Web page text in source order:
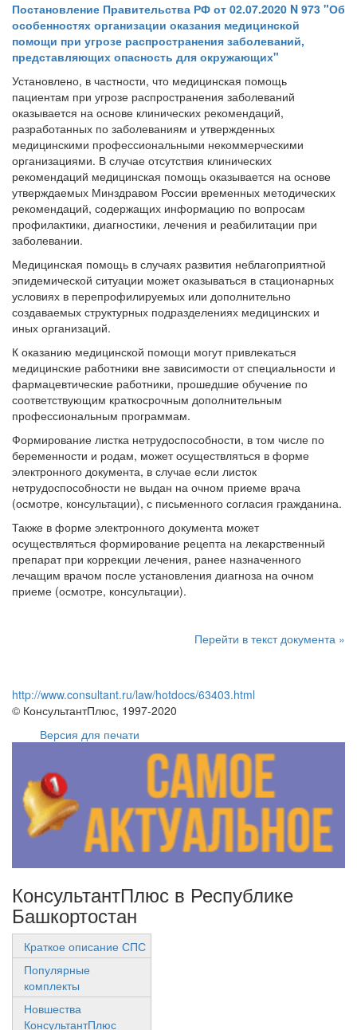
Постановление Правительства РФ от 02.07.2020 N 973 "Об
особенностях организации оказания медицинской
помощи при угрозе распространения заболеваний,
представляющих опасность для окружающих"
Установлено, в частности, что медицинская помощь
пациентам при угрозе распространения заболеваний
оказывается на основе клинических рекомендаций,
разработанных по заболеваниям и утвержденных
медицинскими профессиональными некоммерческими
организациями. В случае отсутствия клинических
рекомендаций медицинская помощь оказывается на основе
утверждаемых Минздравом России временных методических
рекомендаций, содержащих информацию по вопросам
профилактики, диагностики, лечения и реабилитации при
заболевании.
Медицинская помощь в случаях развития неблагоприятной
эпидемической ситуации может оказываться в стационарных
условиях в перепрофилируемых или дополнительно
создаваемых структурных подразделениях медицинских и
иных организаций.
К оказанию медицинской помощи могут привлекаться
медицинские работники вне зависимости от специальности и
фармацевтические работники, прошедшие обучение по
соответствующим краткосрочным дополнительным
профессиональным программам.
Формирование листка нетрудоспособности, в том числе по
беременности и родам, может осуществляться в форме
электронного документа, в случае если листок
нетрудоспособности не выдан на очном приеме врача
(осмотре, консультации), с письменного согласия гражданина.
Также в форме электронного документа может
осуществляться формирование рецепта на лекарственный
препарат при коррекции лечения, ранее назначенного
лечащим врачом после установления диагноза на очном
приеме (осмотре, консультации).
Перейти в текст документа »
http://www.consultant.ru/law/hotdocs/63403.html
© КонсультантПлюс, 1997-2020
Версия для печати
КонсультантПлюс в Республике
Башкортостан
Краткое описание СПС
Популярные
комплекты
Новшества
КонсультантПлюс